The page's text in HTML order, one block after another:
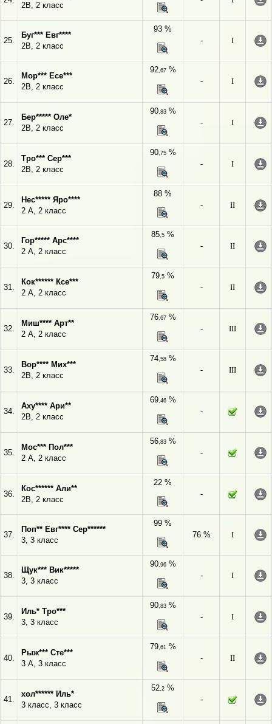
2В, 2 класс
25.
Буг*** Евг****
2В, 2 класс
93 %
-
I
26.
Мор*** Есе***
2В, 2 класс
92,67%
-
I
27.
Бер***** Оле*
2В, 2 класс
90,83%
-
I
28.
Тро*** Сер***
2В, 2 класс
90,75%
-
I
29.
Нес***** Яро****
2 А, 2 класс
88 %
-
II
30.
Гор***** Арс****
2 А, 2 класс
85,5 %
-
II
31.
Кок****** Ксе***
2 А, 2 класс
79,5 %
-
II
32.
Миш**** Арт**
2 А, 2 класс
76,67%
-
III
33.
Вор**** Мих***
2В, 2 класс
74,58%
-
III
34.
Аху**** Ари**
2В, 2 класс
69,46%
-
35.
Мос*** Пол***
2 А, 2 класс
56,83%
-
36.
Кос****** Али**
2В, 2 класс
22 %
-
37.
Поп** Евг**** Сер******
3, 3 класс
99 %
76 %
I
38.
Щук*** Вик*****
3, 3 класс
90,96%
-
I
39.
Иль* Тро***
3, 3 класс
90,83%
-
I
40.
Рыж*** Сте***
3 А, 3 класс
79,61%
-
II
41.
хол****** Иль*
3 класс, 3 класс
52,2 %
-